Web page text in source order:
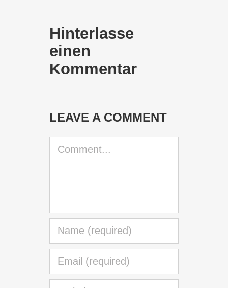
Hinterlasse
einen
Kommentar
LEAVE A COMMENT
Comment